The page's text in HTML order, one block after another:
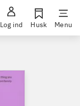
Log ind Husk Menu